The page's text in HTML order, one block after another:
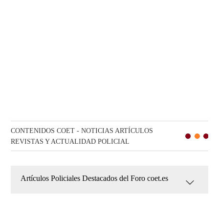
CONTENIDOS COET - NOTICIAS ARTÍCULOS
REVISTAS Y ACTUALIDAD POLICIAL
Artículos Policiales Destacados del Foro coet.es